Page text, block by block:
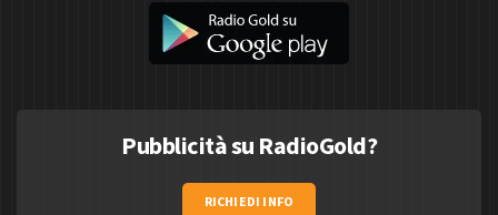
Pubblicità su RadioGold?
RICHIEDI INFO